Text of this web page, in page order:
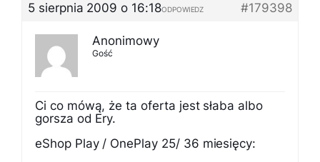
5 sierpnia 2009 o 16:18
#179398
ODPOWIEDZ
Anonimowy
Gość
Ci co mówą, że ta oferta jest słaba albo
gorsza od Ery.
eShop Play / OnePlay 25/ 36 miesięcy: